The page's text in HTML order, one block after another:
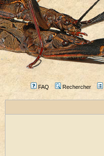
FAQ Rechercher